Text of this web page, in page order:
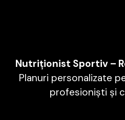
Nutriționist Sportiv –
Planuri personalizate
profesioniști și